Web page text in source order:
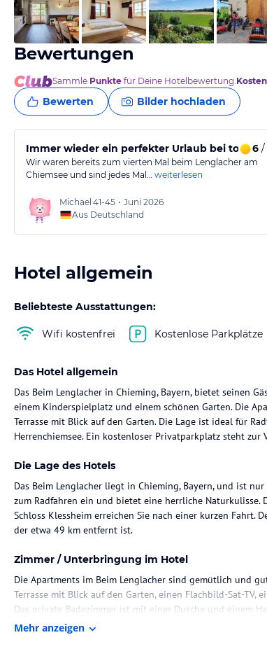
vom Hotelier, Juni 2021
Bewertungen
Sammle Punkte für Deine Hotelbewertung.
Bewerten Bilder hochladen
Immer wieder ein perfekter Urlaub bei tollen6 /
Wir waren bereits zum vierten Mal beim Lenglacher am
Chiemsee und sind jedes Mal… weiterlesen
Michael 41-45 • Juni 2026
Aus Deutschland
Hotel allgemein
Beliebteste Ausstattungen:
Wifi kostenfrei Kostenlose Parkplätze
Das Hotel allgemein
Das Beim Lenglacher in Chieming, Bayern, bietet seinen
einem Kinderspielplatz und einem schönen Garten. Die
Terrasse mit Blick auf den Garten. Die Lage ist ideal für
Herrenchiemsee. Ein kostenloser Privatparkplatz steht zur
Die Lage des Hotels
Das Beim Lenglacher liegt in Chieming, Bayern, und ist
zum Radfahren ein und bietet eine herrliche Naturkulisse.
Schloss Klessheim erreichen Sie nach einer kurzen Fahrt.
der etwa 49 km entfernt ist.
Zimmer / Unterbringung im Hotel
Die Apartments im Beim Lenglacher sind gemütlich und
Terrasse mit Blick auf den Garten, einen Flachbild-Sat-
Das private Badezimmer ist mit einer Dusche und einem
gehören ein Kühlschrank, ein Geschirrspüler, ein Kochfeld,
Mehr anzeigen